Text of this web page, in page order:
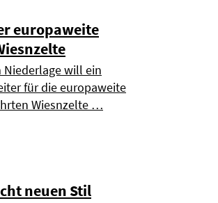
europaweite
Niederlage will ein
für die europaweite
Wiesnzelte …
neuen Stil